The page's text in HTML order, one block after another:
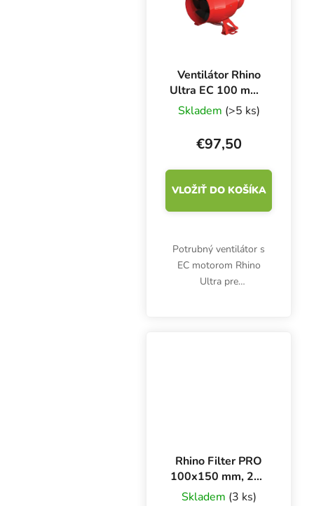
Ventilátor Rhino
Ultra EC 100 mm -
275 m3/h, kovový
ventilátor s EC
motorom
Skladem (>5 ks)
€97,50
VLOŽIŤ DO KOŠÍKA
Potrubný ventilátor s
EC motorom Rhino
Ultra pre
Rhino Filter PRO
100x150 mm, 200
m3/h
Skladem (3 ks)